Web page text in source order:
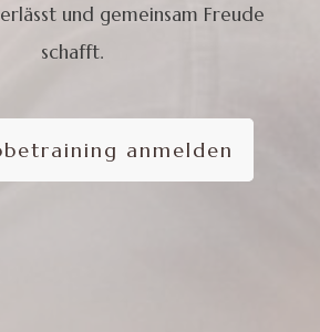
und gemeinsam Freude
schafft.
anmelden